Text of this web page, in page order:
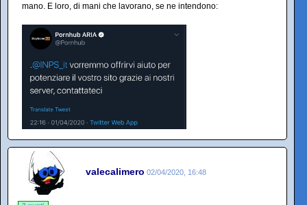
mano. E loro, di mani che lavorano, se ne intendono:
valecalimero 02/04/2020, 16:48